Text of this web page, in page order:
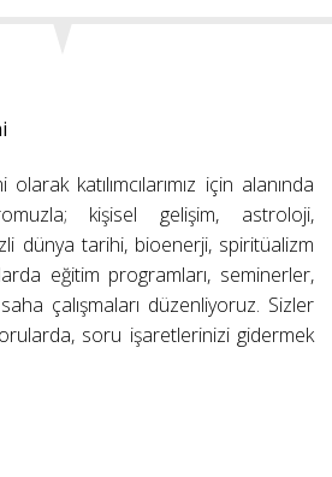
katılımcılarımız için alanında
kişisel gelişim, astroloji,
dünya tarihi, bioenerji, spiritüalizm
eğitim programları, seminerler,
çalışmaları düzenliyoruz. Sizler
soru işaretlerinizi gidermek